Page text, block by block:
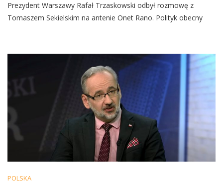
Rafał
Trzaskowski
Ośmieszony
Przez
Dziennikarza
Onetu:
Było
Tej
Manifestacji?”
Prezydent Warszawy Rafał Trzaskowski odbył rozmowę z
Tomaszem Sekielskim na antenie Onet Rano. Polityk obecny
POLSKA